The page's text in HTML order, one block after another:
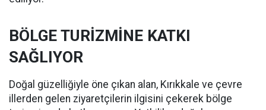
BÖLGE TURİZMİNE KATKI
SAĞLIYOR
Doğal güzelliğiyle öne çıkan alan, Kırıkkale ve çevre
illerden gelen ziyaretçilerin ilgisini çekerek bölge